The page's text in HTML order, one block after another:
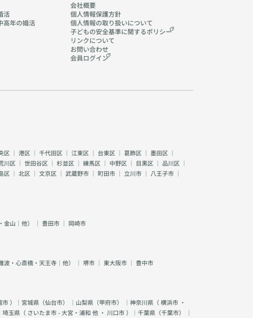
活
高年の婚活
会社概要
個人情報保護方針
個人情報の取り扱いについて
子どもの安全基準に関するポリシー
リンクについて
お問い合わせ
会員ログイン
区 ｜ 港区 ｜ 千代田区 ｜ 江東区 ｜ 台東区 ｜ 葛飾区 ｜ 墨田区 ｜
川区 ｜ 世田谷区 ｜ 杉並区 ｜ 練馬区 ｜ 中野区 ｜ 目黒区 ｜ 品川区 ｜
区 ｜ 北区 ｜ 文京区 ｜ 武蔵野市 ｜ 町田市 ｜ 立川市 ｜ 八王子市 ｜
山｜他） ｜ 豊田市 ｜ 岡崎市
・心斎橋・天王寺｜他） ｜ 堺市 ｜ 東大阪市 ｜ 豊中市
市）｜宮城県（仙台市） ｜山梨県（甲府市） ｜神奈川県（横浜市 ・
埼玉県（ さいたま市 - 大宮・浦和 他 ・ 川口市）｜千葉県（千葉市） ｜